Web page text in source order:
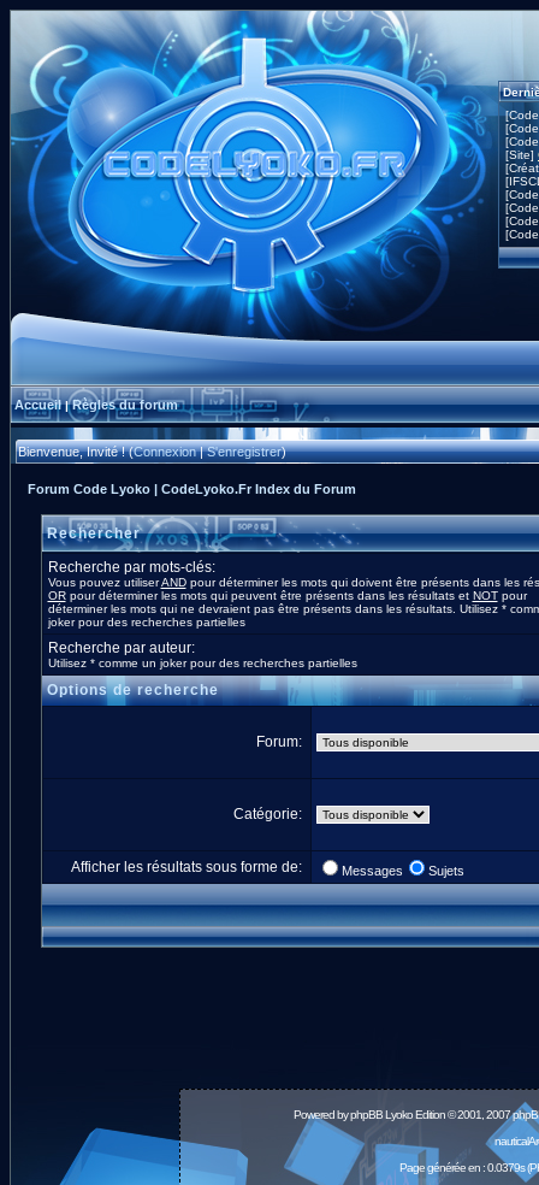
[Site]
Accueil|Règles du forum
Bienvenue, Invité ! (Connexion|S'enregistrer)
Forum Code Lyoko | CodeLyoko.Fr Index du Forum
Rechercher
Recherche par mots-clés:
Vous pouvez utiliserANDpour déterminer les mots qui doivent être présents dans les
ORpour déterminer les mots qui peuvent être présents dans les résultats et NOTpour
déterminer les mots qui ne devraient pas être présents dans les résultats. Utilisez *
joker pour des recherches partielles
Recherche par auteur:
Utilisez * comme un joker pour des recherches partielles
Options de recherche
Forum:
Catégorie:
Afficher les résultats sous forme de: Messages Sujets
Powered byphpBBLyoko Edition © 2001, 2007
Page générée en : 0.0379s